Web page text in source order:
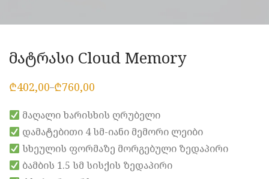
მატრასი Cloud Memory
₾402,00–₾760,00
Price
through
₾760,00
მაღალი ხარისხის ღრუბელი
დამატებითი 4 სმ-იანი მემორი ლეიბი
სხეულის ფორმაზე მორგებული ზედაპირი
ბამბის 1.5 სმ სისქის ზედაპირი